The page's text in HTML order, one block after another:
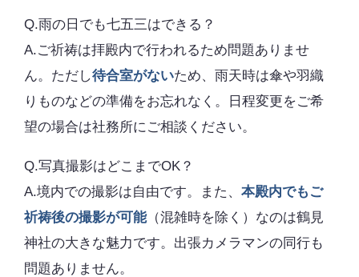
Q.雨の日でも七五三はできる？
A.ご祈祷は拝殿内で行われるため問題ありませ
ん。ただし待合室がないため、雨天時は傘や羽織
りものなどの準備をお忘れなく。日程変更をご希
望の場合は社務所にご相談ください。
Q.写真撮影はどこまでOK？
A.境内での撮影は自由です。また、 本殿内でもご
祈祷後の撮影が可能（混雑時を除く）なのは鶴見
神社の大きな魅力です。出張カメラマンの同行も
問題ありません。